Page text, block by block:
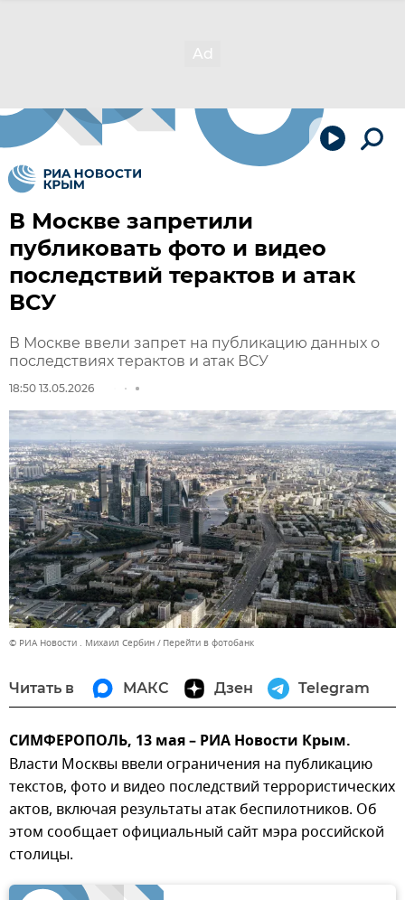
В Москве запретили
публиковать фото и видео
последствий терактов и атак
ВСУ
В Москве ввели запрет на публикацию данных о
последствиях терактов и атак ВСУ
18:50 13.05.2026
© РИА Новости . Михаил Сербин Перейти в фотобанк
Читать в МАКС Дзен Telegram
СИМФЕРОПОЛЬ, 13 мая – РИА Новости Крым.
Власти Москвы ввели ограничения на публикацию
текстов, фото и видео последствий террористических
актов, включая результаты атак беспилотников. Об
этом сообщает официальный сайт мэра российской
столицы.